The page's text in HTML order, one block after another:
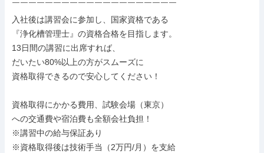
￣￣￣￣￣￣￣￣￣￣￣￣￣￣￣￣￣￣￣￣
入社後は講習会に参加し、国家資格である
『浄化槽管理士』の資格合格を目指します。
13日間の講習に出席すれば、
だいたい80%以上の方がスムーズに
資格取得できるので安心してください！
資格取得にかかる費用、試験会場（東京）
への交通費や宿泊費も全額会社負担！
※講習中の給与保証あり
※資格取得後は技術手当（2万円/月）を支給